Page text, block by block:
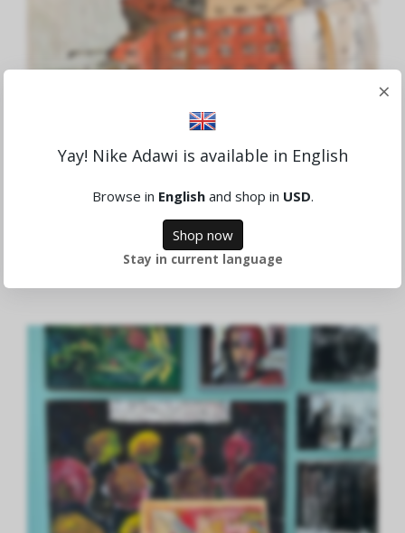
13,278.24 NOK
×
Yay! Nike Adawi is available in English
Browse in Englishand shop in USD.
Shop now
Stay in current language